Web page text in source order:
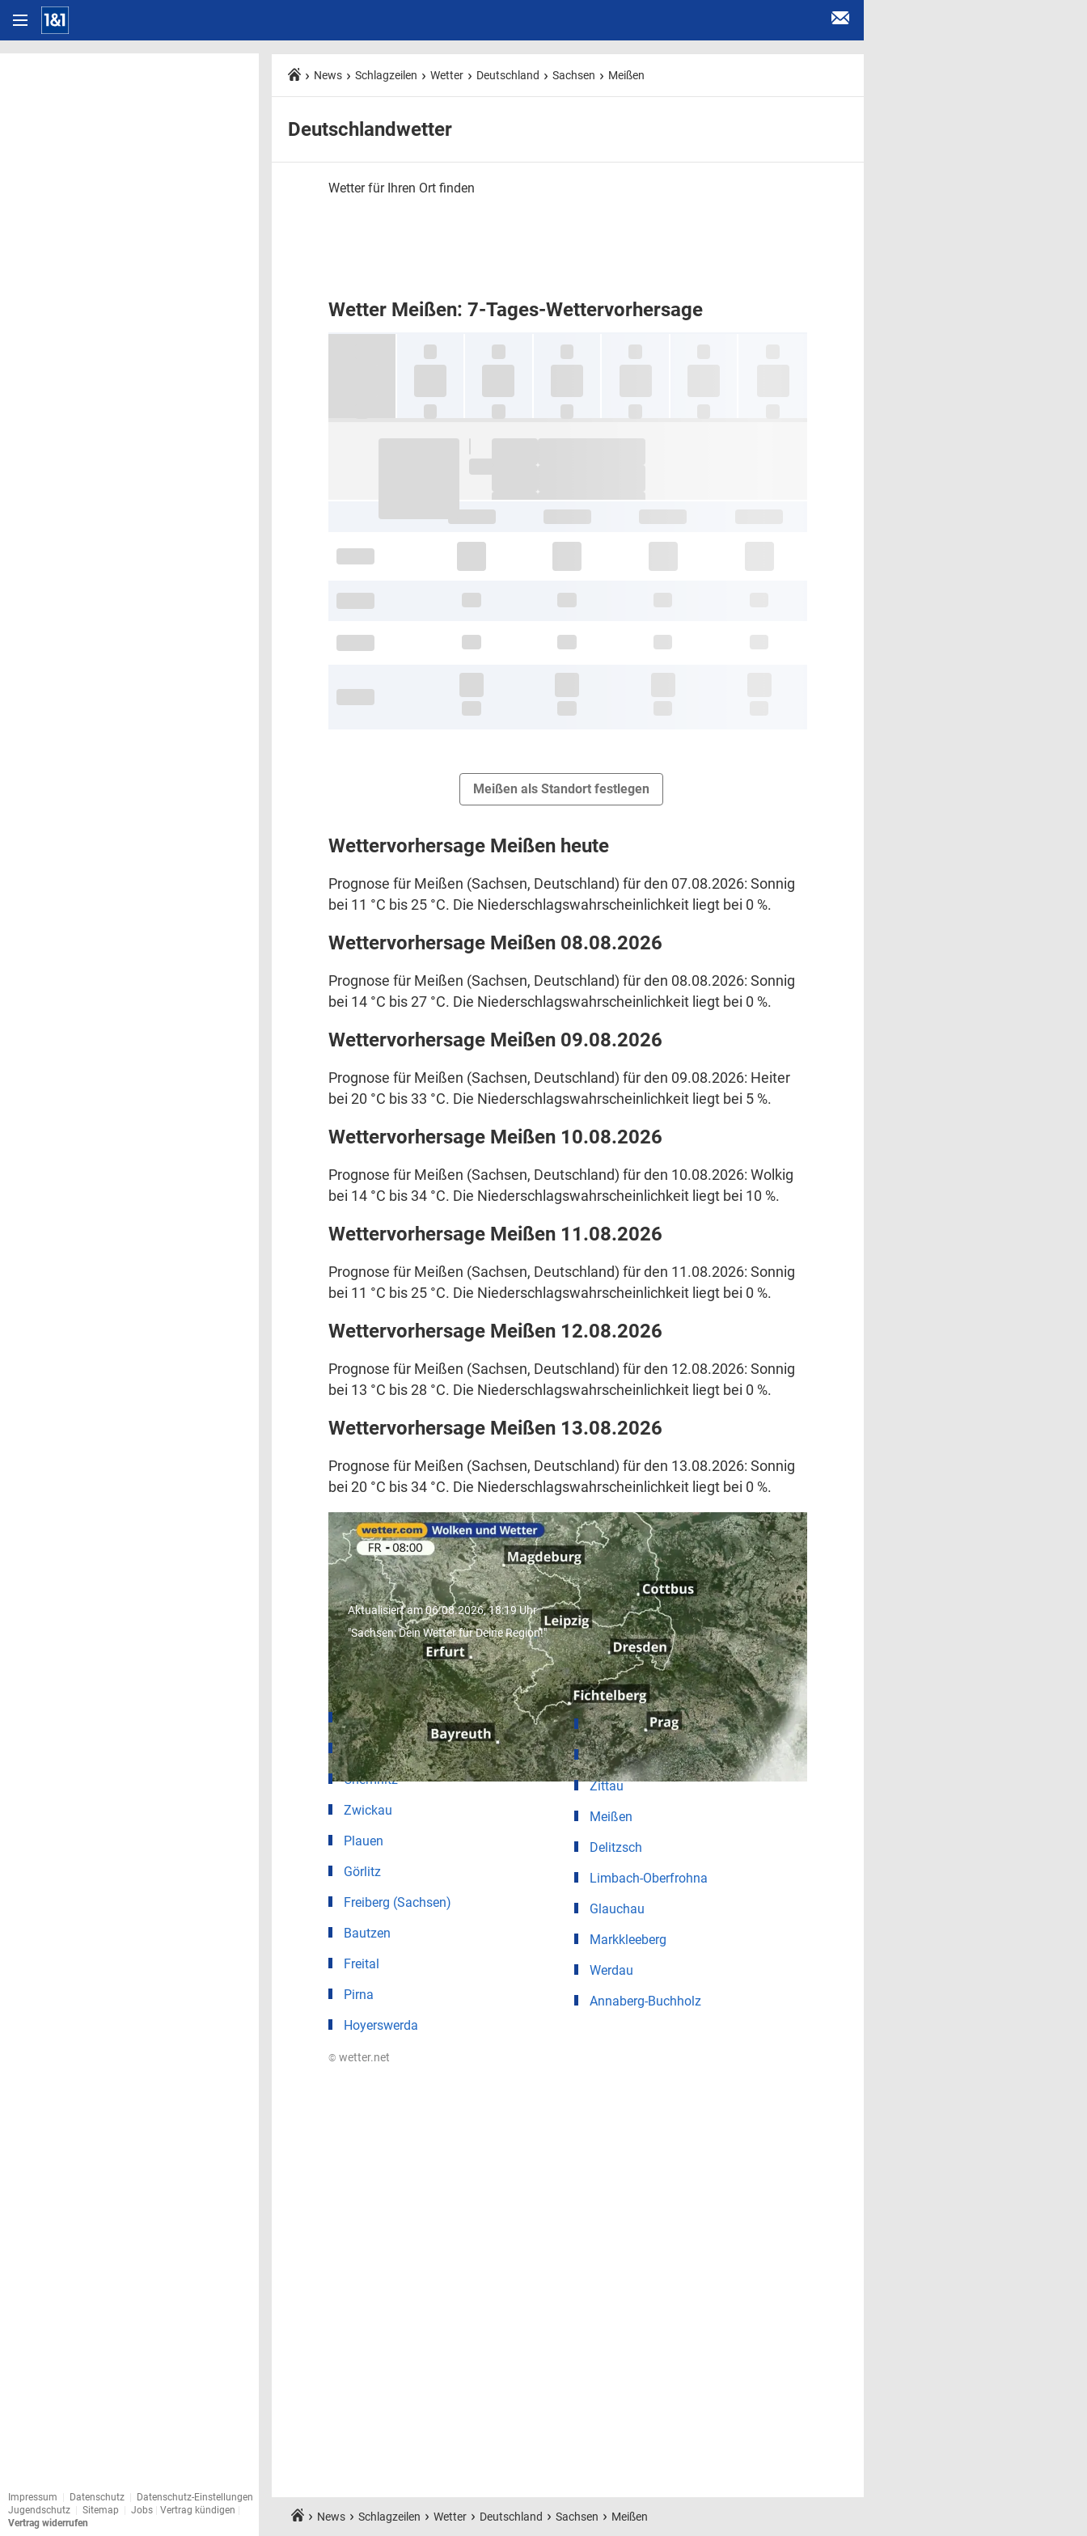
News Schlagzeilen Wetter Deutschland Sachsen Meißen
Deutschlandwetter
Wetter für Ihren Ort finden
Wetter Meißen: 7-Tages-Wettervorhersage
Meißen als Standort festlegen
Wettervorhersage Meißen heute
Prognose für Meißen (Sachsen, Deutschland) für den 07.08.2026: Sonnig
bei 11 °C bis 25 °C. Die Niederschlagswahrscheinlichkeit liegt bei 0 %.
Wettervorhersage Meißen 08.08.2026
Prognose für Meißen (Sachsen, Deutschland) für den 08.08.2026: Sonnig
bei 14 °C bis 27 °C. Die Niederschlagswahrscheinlichkeit liegt bei 0 %.
Wettervorhersage Meißen 09.08.2026
Prognose für Meißen (Sachsen, Deutschland) für den 09.08.2026: Heiter
bei 20 °C bis 33 °C. Die Niederschlagswahrscheinlichkeit liegt bei 5 %.
Wettervorhersage Meißen 10.08.2026
Prognose für Meißen (Sachsen, Deutschland) für den 10.08.2026: Wolkig
bei 14 °C bis 34 °C. Die Niederschlagswahrscheinlichkeit liegt bei 10 %.
Wettervorhersage Meißen 11.08.2026
Prognose für Meißen (Sachsen, Deutschland) für den 11.08.2026: Sonnig
bei 11 °C bis 25 °C. Die Niederschlagswahrscheinlichkeit liegt bei 0 %.
Wettervorhersage Meißen 12.08.2026
Prognose für Meißen (Sachsen, Deutschland) für den 12.08.2026: Sonnig
bei 13 °C bis 28 °C. Die Niederschlagswahrscheinlichkeit liegt bei 0 %.
Wettervorhersage Meißen 13.08.2026
Prognose für Meißen (Sachsen, Deutschland) für den 13.08.2026: Sonnig
bei 20 °C bis 34 °C. Die Niederschlagswahrscheinlichkeit liegt bei 0 %.
"Sachsen: Dein Wetter für Deine
Region!"
Aktualisiert am 06.08.2026, 18:19 Uhr
"Sachsen: Dein Wetter für Deine Region!"
Wetter für Städte in Sachsen
Leipzig
Dresden
Chemnitz
Zwickau
Plauen
Görlitz
Freiberg (Sachsen)
Bautzen
Freital
Pirna
Hoyerswerda
Riesa
Radebeul
Zittau
Meißen
Delitzsch
Limbach-Oberfrohna
Glauchau
Markkleeberg
Werdau
Annaberg-Buchholz
© wetter.net
News Schlagzeilen Wetter Deutschland Sachsen Meißen
Impressum Datenschutz
Datenschutz-Einstellungen
Jugendschutz
Sitemap Jobs Vertrag kündigen
Vertrag widerrufen